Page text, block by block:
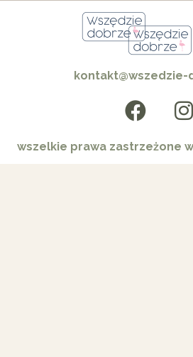
wszelkie prawa zastrzeżone